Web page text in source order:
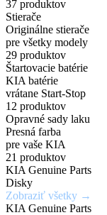
za
výhodné
ceny
Získaj
výhody,
ktoré
inde
nedostaneš
Zadajte
originálne
číslo
dielu
a
zistite
aktuálnu
cenu
a
dostupnosť
7,5Jx19H2
/
5x114,3mm
/
ET52
Kúpiť
teraz
a
PHEV
vozidlá
Mimoriadne
odolné
voči
krúteniu
alebo
ohýbaniu
Chráň
svoje
kolesá
s
istotou
a
eleganciou
Kúpiť
teraz
širokej
škále
odtieňov
Ideálne
riešenie
pre
rýchle
a
jednoduché
37 produktov
Stierače
Originálne stierače
pre všetky modely
29 produktov
Štartovacie batérie
KIA batérie
vrátane Start-Stop
12 produktov
Opravné sady laku
Presná farba
pre vaše KIA
21 produktov
KIA Genuine Parts
Disky
Zobraziť všetky →
KIA Genuine Parts